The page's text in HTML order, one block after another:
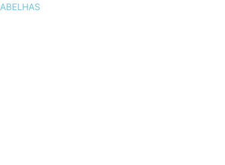
ABELHAS